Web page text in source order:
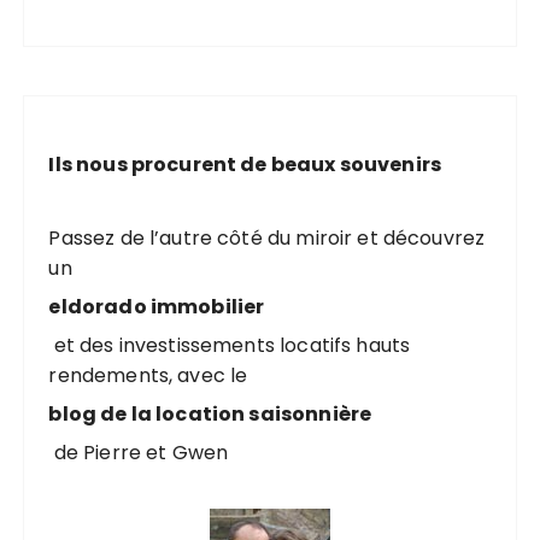
Ils nous procurent de beaux souvenirs
Passez de l’autre côté du miroir et découvrez
un
eldorado immobilier
et des investissements locatifs hauts
rendements, avec le
blog de la location saisonnière
de Pierre et Gwen